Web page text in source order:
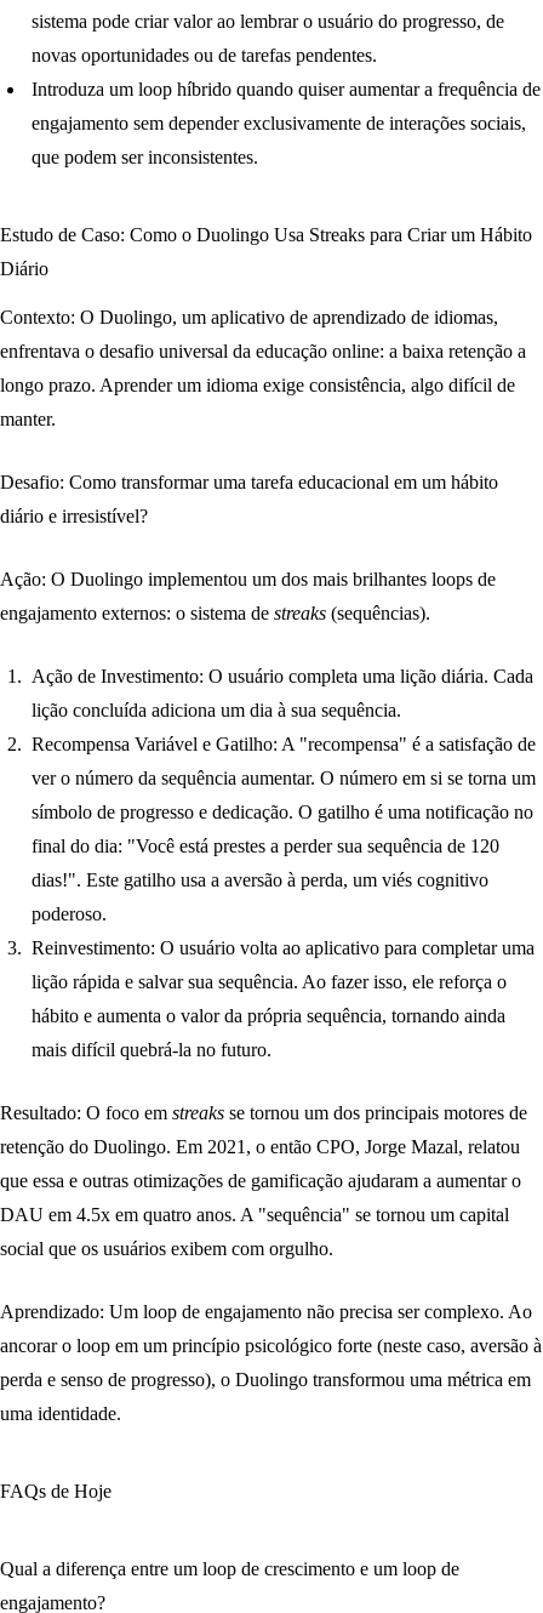
sistema pode criar valor ao lembrar o usuário do progresso, de
novas oportunidades ou de tarefas pendentes.
Introduza um loop híbridoquando quiser aumentar a frequência de
engajamento sem depender exclusivamente de interações sociais,
que podem ser inconsistentes.
Estudo de Caso: Como o Duolingo Usa Streaks para Criar um Hábito
Diário
Contexto: O Duolingo, um aplicativo de aprendizado de idiomas,
enfrentava o desafio universal da educação online: a baixa retenção a
longo prazo. Aprender um idioma exige consistência, algo difícil de
manter.
Desafio: Como transformar uma tarefa educacional em um hábito
diário e irresistível?
Ação: O Duolingo implementou um dos mais brilhantes loops de
engajamento externos: o sistema de streaks (sequências).
Ação de Investimento: O usuário completa uma lição diária. Cada
lição concluída adiciona um dia à sua sequência.
Recompensa Variável e Gatilho: A "recompensa" é a satisfação de
ver o número da sequência aumentar. O número em si se torna um
símbolo de progresso e dedicação. O gatilho é uma notificação no
final do dia: "Você está prestes a perder sua sequência de 120
dias!". Este gatilho usa a aversão à perda, um viés cognitivo
poderoso.
Reinvestimento: O usuário volta ao aplicativo para completar uma
lição rápida e salvar sua sequência. Ao fazer isso, ele reforça o
hábito e aumenta o valor da própria sequência, tornando ainda
mais difícil quebrá-la no futuro.
Resultado: O foco em streaks se tornou um dos principais motores de
retenção do Duolingo. Em 2021, o então CPO, Jorge Mazal, relatou
que essa e outras otimizações de gamificação ajudaram a aumentar o
DAU em 4.5x em quatro anos. A "sequência" se tornou um capital
social que os usuários exibem com orgulho.
Aprendizado: Um loop de engajamento não precisa ser complexo. Ao
ancorar o loop em um princípio psicológico forte (neste caso, aversão à
perda e senso de progresso), o Duolingo transformou uma métrica em
uma identidade.
FAQs de Hoje
Qual a diferença entre um loop de crescimento e um loop de
engajamento?